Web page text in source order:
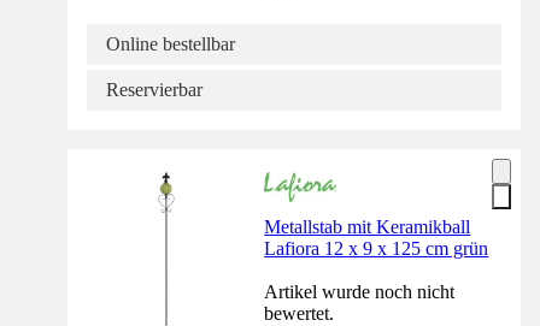
Online bestellbar
Reservierbar
Metallstab mit Keramikball
Lafiora 12 x 9 x 125 cm grün
Artikel wurde noch nicht
bewertet.